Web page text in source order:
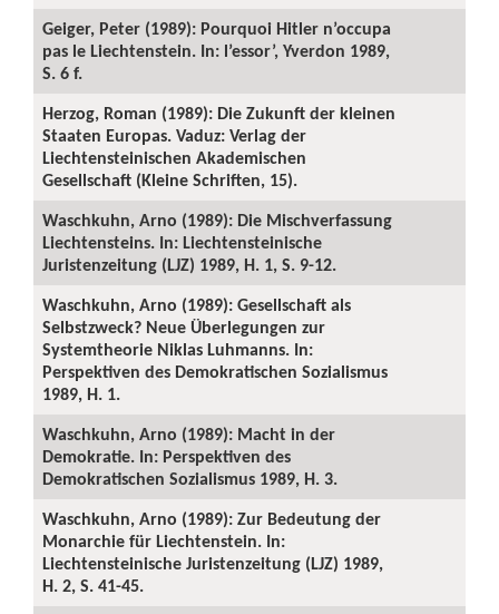
Geiger, Peter (1989): Pourquoi Hitler n’occupa
pas le Liechtenstein. In: l’essor’, Yverdon 1989,
S. 6 f.
Herzog, Roman (1989): Die Zukunft der kleinen
Staaten Europas. Vaduz: Verlag der
Liechtensteinischen Akademischen
Gesellschaft (Kleine Schriften, 15).
Waschkuhn, Arno (1989): Die Mischverfassung
Liechtensteins. In: Liechtensteinische
Juristenzeitung (LJZ) 1989, H. 1, S. 9-12.
Waschkuhn, Arno (1989): Gesellschaft als
Selbstzweck? Neue Überlegungen zur
Systemtheorie Niklas Luhmanns. In:
Perspektiven des Demokratischen Sozialismus
1989, H. 1.
Waschkuhn, Arno (1989): Macht in der
Demokratie. In: Perspektiven des
Demokratischen Sozialismus 1989, H. 3.
Waschkuhn, Arno (1989): Zur Bedeutung der
Monarchie für Liechtenstein. In:
Liechtensteinische Juristenzeitung (LJZ) 1989,
H. 2, S. 41-45.